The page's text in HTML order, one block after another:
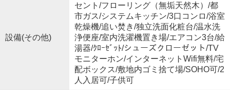
設備(その他)
セント/フローリング（無垢天然木）/都
市ガス/システムキッチン/3口コンロ/浴室
乾燥機/追い焚き/独立洗面化粧台/温水洗
浄便座/室内洗濯機置き場/エアコン3台/給
湯器/ｸﾛｰｾﾞｯﾄ/シューズクローゼット/TV
モニターホン/インターネットWifi無料/宅
配ボックス/敷地内ゴミ捨て場/SOHO可/2
人入居可/子供可